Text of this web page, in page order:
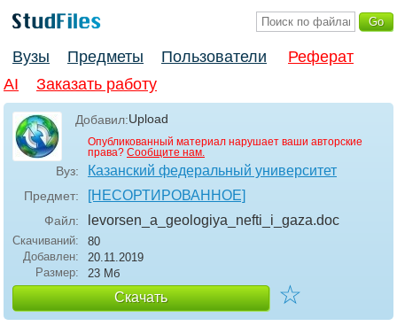
Вузы Предметы Пользователи
Реферат
AI
Заказать работу
Добавил:Upload
Опубликованный материал нарушает ваши авторские
права? Сообщите нам.
Вуз: Казанский федеральный университет
Предмет: [НЕСОРТИРОВАННОЕ]
Файл: levorsen_a_geologiya_nefti_i_gaza.doc
Скачиваний:
80
Добавлен:
20.11.2019
Размер:
23 Мб
Скачать ☆